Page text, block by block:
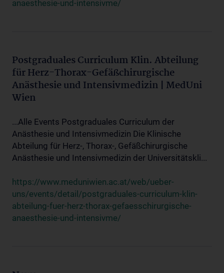
anaesthesie-und-intensivme/
Postgraduales Curriculum Klin. Abteilung
für Herz-Thorax-Gefäßchirurgische
Anästhesie und Intensivmedizin | MedUni
Wien
...Alle Events Postgraduales Curriculum der
Anästhesie und Intensivmedizin Die Klinische
Abteilung für Herz-, Thorax-, Gefäßchirurgische
Anästhesie und Intensivmedizin der Universitätskli...
https://www.meduniwien.ac.at/web/ueber-
uns/events/detail/postgraduales-curriculum-klin-
abteilung-fuer-herz-thorax-gefaesschirurgische-
anaesthesie-und-intensivme/